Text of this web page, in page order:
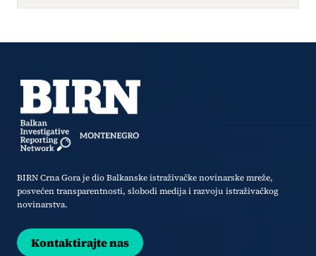
BIRN Crna Gora je dio Balkanske istraživačke novinarske mreže,
posvećen transparentnosti, slobodi medija i razvoju istraživačkog
novinarstva.
Kontaktirajte nas